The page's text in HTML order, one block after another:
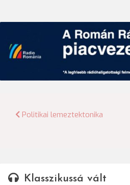
Bejegyzés
Politikai lemeztektonika
Klasszikussá vált